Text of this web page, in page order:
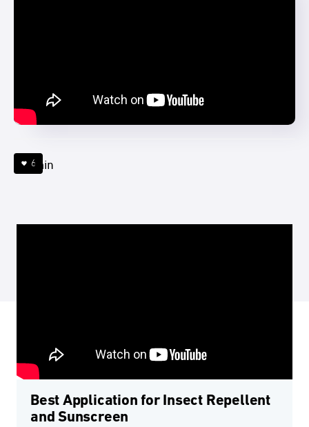
6
4 min
Best Application for Insect Repellent
and Sunscreen